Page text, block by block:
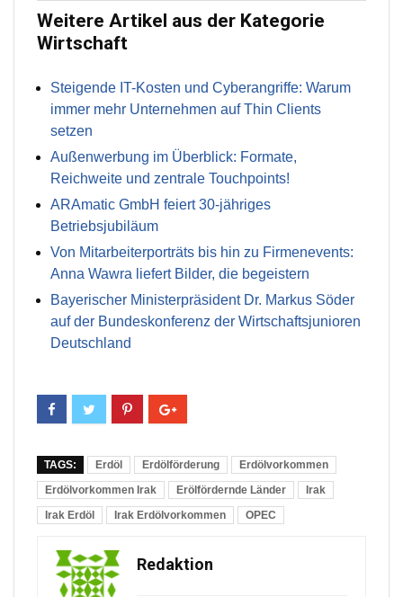
Weitere Artikel aus der Kategorie
Wirtschaft
Steigende IT-Kosten und Cyberangriffe: Warum
immer mehr Unternehmen auf Thin Clients
setzen
Außenwerbung im Überblick: Formate,
Reichweite und zentrale Touchpoints!
ARAmatic GmbH feiert 30-jähriges
Betriebsjubiläum
Von Mitarbeiterporträts bis hin zu Firmenevents:
Anna Wawra liefert Bilder, die begeistern
Bayerischer Ministerpräsident Dr. Markus Söder
auf der Bundeskonferenz der Wirtschaftsjunioren
Deutschland
TAGS: Erdöl Erdölförderung
Erdölvorkommen
Erdölvorkommen Irak
Erölfördernde Länder
Irak
Irak Erdöl
Irak Erdölvorkommen OPEC
Redaktion